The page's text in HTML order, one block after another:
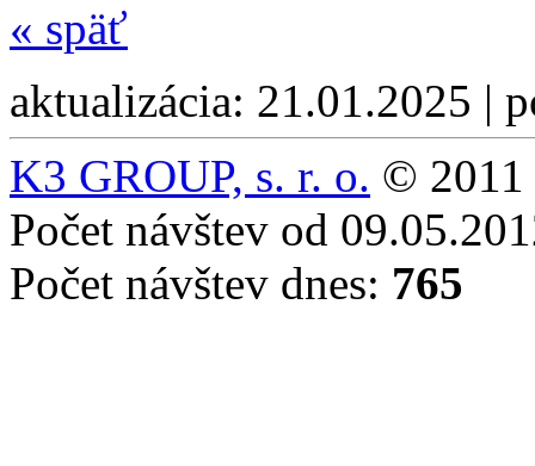
« späť
aktualizácia: 21.01.2025 |
K3 GROUP, s. r. o. © 2011
Počet návštev od
Počet návštev dnes: 765